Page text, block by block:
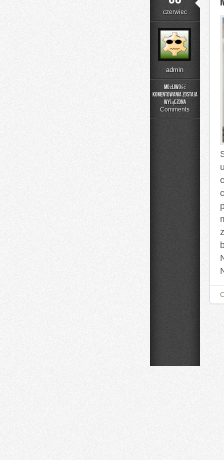
czerwiec
admin
Możliwość
komentowania
Catering
została
wyłączona
Comments